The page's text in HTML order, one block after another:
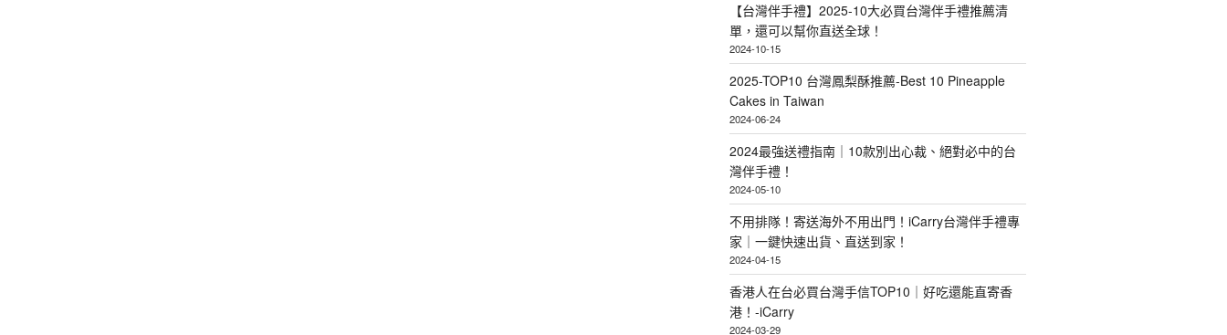
【台灣伴手禮】2025-10大必買台灣伴手禮推薦清
單，還可以幫你直送全球！
2024-10-15
2025-TOP10 台灣鳳梨酥推薦-Best 10 Pineapple
Cakes in Taiwan
2024-06-24
2024最強送禮指南｜10款別出心裁、絕對必中的台
灣伴手禮！
2024-05-10
不用排隊！寄送海外不用出門！iCarry台灣伴手禮專
家｜一鍵快速出貨、直送到家！
2024-04-15
香港人在台必買台灣手信TOP10｜好吃還能直寄香
港！-iCarry
2024-03-29